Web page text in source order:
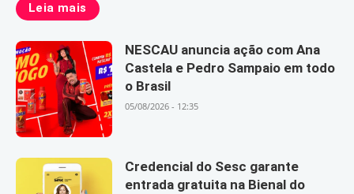
Leia mais
NESCAU anuncia ação com Ana
Castela e Pedro Sampaio em todo
o Brasil
05/08/2026 - 12:35
Credencial do Sesc garante
entrada gratuita na Bienal do